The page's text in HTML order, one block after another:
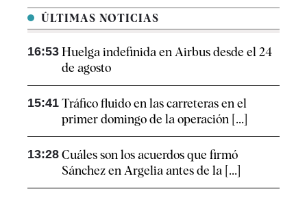
ÚLTIMAS NOTICIAS
16:53 Huelga indefinida en Airbus desde el 24
de agosto
15:41 Tráfico fluido en las carreteras en el
primer domingo de la operación [...]
13:28 Cuáles son los acuerdos que firmó
Sánchez en Argelia antes de la [...]